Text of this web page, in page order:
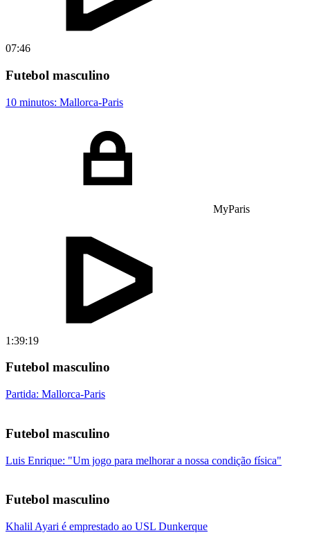
07:46
Futebol masculino
10 minutos: Mallorca-Paris
MyParis
1:39:19
Futebol masculino
Partida: Mallorca-Paris
Futebol masculino
Luis Enrique: "Um jogo para melhorar a nossa condição física"
Futebol masculino
Khalil Ayari é emprestado ao USL Dunkerque